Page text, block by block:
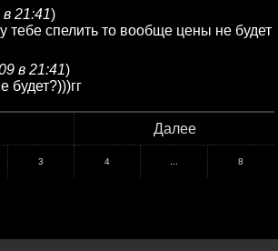
в 21:41)
тебе спелить то вообще цены не будет
в 21:41)
будет?)))гг
Далее
3 4 8